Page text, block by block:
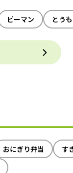
ピーマン とう
おにぎり弁当 す